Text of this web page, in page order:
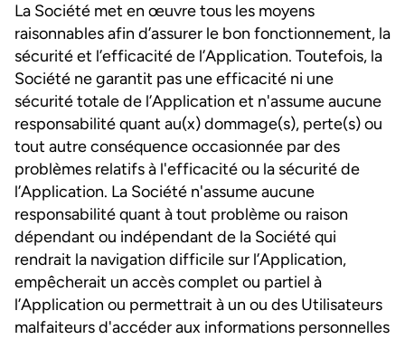
La Société met en œuvre tous les moyens
raisonnables afin d’assurer le bon fonctionnement, la
sécurité et l’efficacité de l’Application. Toutefois, la
Société ne garantit pas une efficacité ni une
sécurité totale de l’Application et n'assume aucune
responsabilité quant au(x) dommage(s), perte(s) ou
tout autre conséquence occasionnée par des
problèmes relatifs à l'efficacité ou la sécurité de
l’Application. La Société n'assume aucune
responsabilité quant à tout problème ou raison
dépendant ou indépendant de la Société qui
rendrait la navigation difficile sur l’Application,
empêcherait un accès complet ou partiel à
l’Application ou permettrait à un ou des Utilisateurs
malfaiteurs d'accéder aux informations personnelles